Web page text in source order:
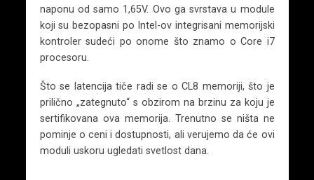
naponu od samo 1,65V. Ovo ga svrstava u module
koji su bezopasni po Intel-ov integrisani memorijski
kontroler sudeći po onome što znamo o Core i7
procesoru.
Što se latencija tiče radi se o CL8 memoriji, što je
prilično „zategnuto“ s obzirom na brzinu za koju je
sertifikovana ova memorija. Trenutno se ništa ne
pominje o ceni i dostupnosti, ali verujemo da će ovi
moduli uskoru ugledati svetlost dana.